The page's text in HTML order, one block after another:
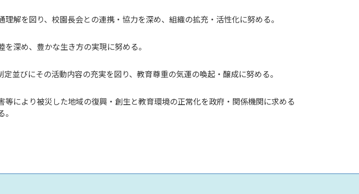
解を図り、校園長会との連携・協力を深め、組織の拡充・活性化に努める。
深め、豊かな生き方の実現に努める。
並びにその活動内容の充実を図り、教育尊重の気運の喚起・醸成に努める。
により被災した地域の復興・創生と教育環境の正常化を政府・関係機関に求める